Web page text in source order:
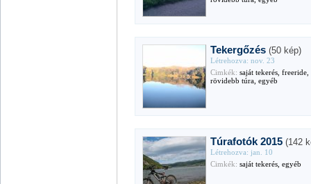
Tekergőzés (50 kép)
Létrehozva: nov. 23
Cimkék: saját tekerés,
rövidebb túra, egyéb
Túrafotók 2015 (142
Létrehozva: jan. 10
Cimkék: saját tekerés, egyéb